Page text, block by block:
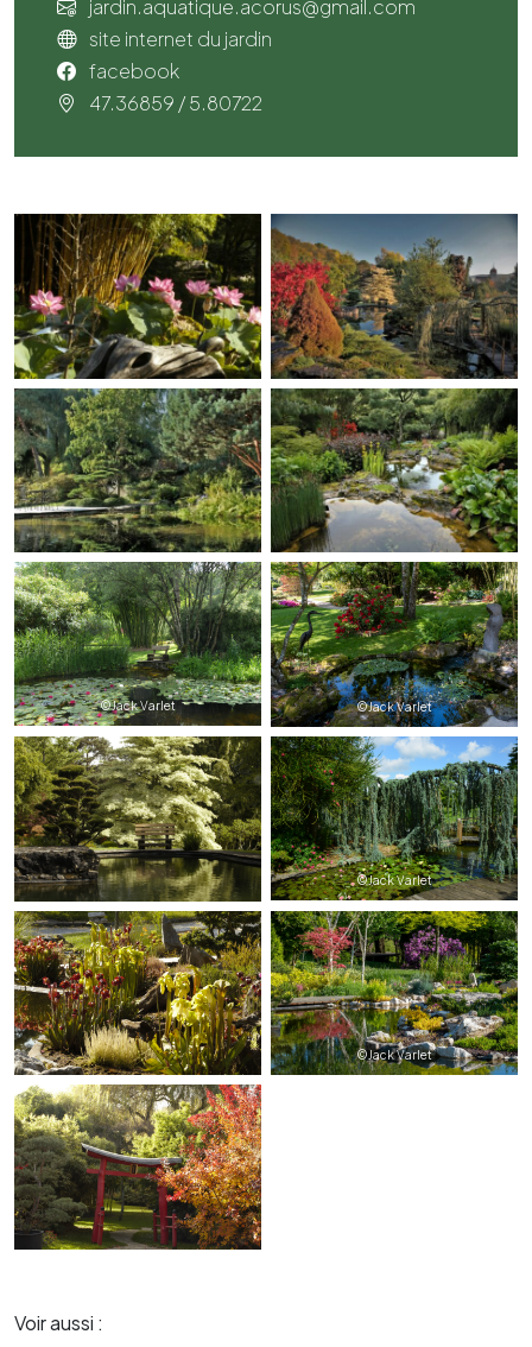
jardin.aquatique.acorus@gmail.com
site internet du jardin
facebook
47.36859 / 5.80722
©Jack Varlet ©Jack Varlet
©Jack Varlet
©Jack Varlet
Voir aussi :